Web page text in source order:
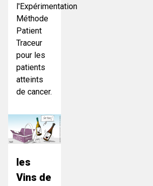
l'Expérimentation
Méthode
Patient
Traceur
pour les
patients
atteints
de cancer.
les
Vins de